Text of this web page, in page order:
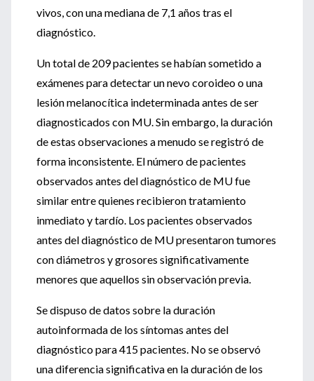
vivos, con una mediana de 7,1 años tras el
diagnóstico.
Un total de 209 pacientes se habían sometido a
exámenes para detectar un nevo coroideo o una
lesión melanocítica indeterminada antes de ser
diagnosticados con MU. Sin embargo, la duración
de estas observaciones a menudo se registró de
forma inconsistente. El número de pacientes
observados antes del diagnóstico de MU fue
similar entre quienes recibieron tratamiento
inmediato y tardío. Los pacientes observados
antes del diagnóstico de MU presentaron tumores
con diámetros y grosores significativamente
menores que aquellos sin observación previa.
Se dispuso de datos sobre la duración
autoinformada de los síntomas antes del
diagnóstico para 415 pacientes. No se observó
una diferencia significativa en la duración de los